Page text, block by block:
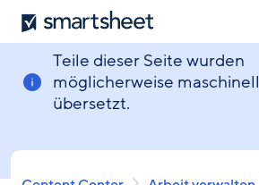
Direkt
zum
Smartsheet
Teile dieser Seite wurden
möglicherweise maschinell
übersetzt.